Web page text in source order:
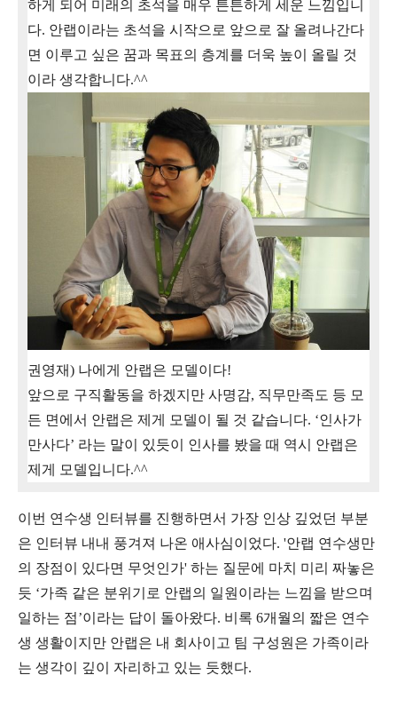
하게 되어 미래의 초석을 매우 튼튼하게 세운 느낌입니
다. 안랩이라는 초석을 시작으로 앞으로 잘 올려나간다
면 이루고 싶은 꿈과 목표의 층계를 더욱 높이 올릴 것
이라 생각합니다.^^
권영재) 나에게 안랩은 모델이다!
앞으로 구직활동을 하겠지만 사명감, 직무만족도 등 모
든 면에서 안랩은 제게 모델이 될 것 같습니다. ‘인사가
만사다’ 라는 말이 있듯이 인사를 봤을 때 역시 안랩은
제게 모델입니다.^^
이번 연수생 인터뷰를 진행하면서 가장 인상 깊었던 부분
은 인터뷰 내내 풍겨져 나온 애사심이었다. '안랩 연수생만
의 장점이 있다면 무엇인가' 하는 질문에 마치 미리 짜놓은
듯 ‘가족 같은 분위기로 안랩의 일원이라는 느낌을 받으며
일하는 점’이라는 답이 돌아왔다. 비록 6개월의 짧은 연수
생 생활이지만 안랩은 내 회사이고 팀 구성원은 가족이라
는 생각이 깊이 자리하고 있는 듯했다.